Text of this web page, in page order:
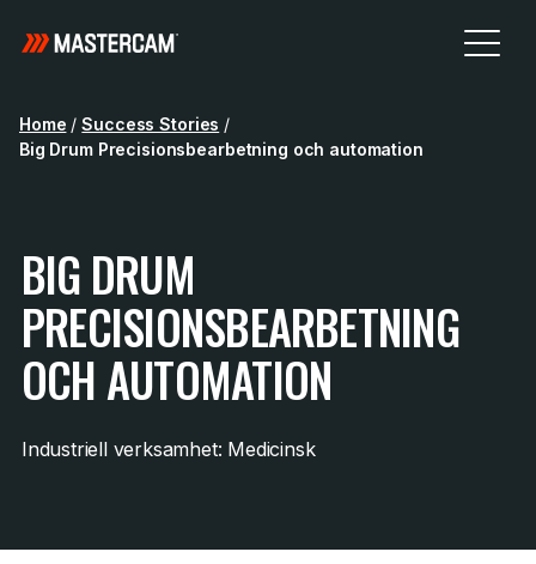
Home / Success Stories /
Big Drum Precisionsbearbetning och automation
BIG DRUM
PRECISIONSBEARBETNING
OCH AUTOMATION
Industriell verksamhet: Medicinsk